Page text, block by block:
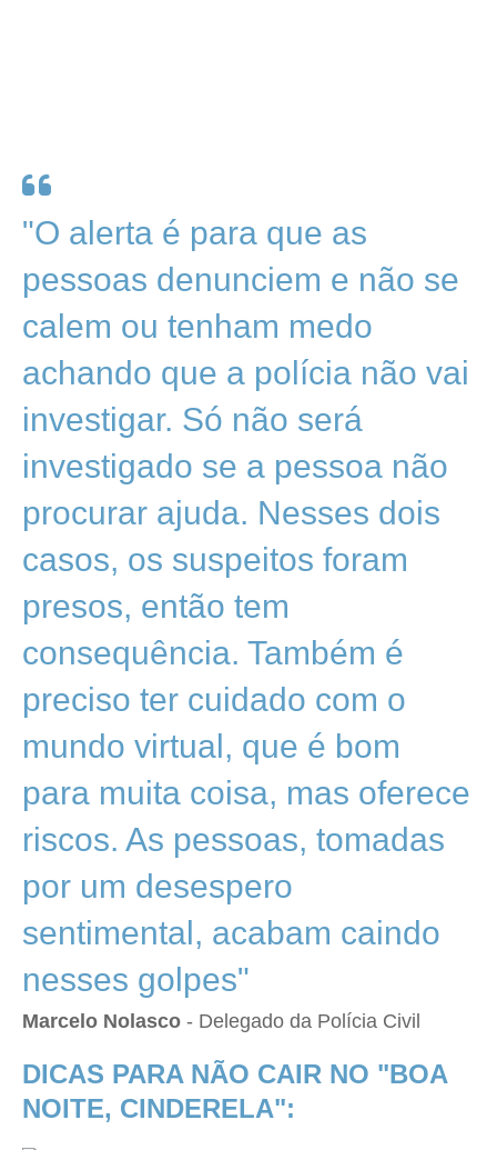
"O alerta é para que as
pessoas denunciem e não se
calem ou tenham medo
achando que a polícia não vai
investigar. Só não será
investigado se a pessoa não
procurar ajuda. Nesses dois
casos, os suspeitos foram
presos, então tem
consequência. Também é
preciso ter cuidado com o
mundo virtual, que é bom
para muita coisa, mas oferece
riscos. As pessoas, tomadas
por um desespero
sentimental, acabam caindo
nesses golpes"
Marcelo Nolasco - Delegado da Polícia Civil
DICAS PARA NÃO CAIR NO "BOA
NOITE, CINDERELA":